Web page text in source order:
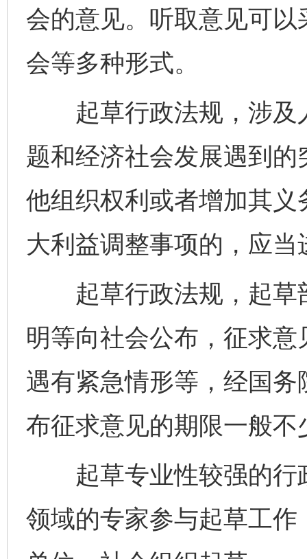
会的意见。听取意见可
会等多种形式。
起草行政法规，涉及
题和经济社会发展遇到
他组织权利或者增加其
大利益调整事项的，应
起草行政法规，起草
明等向社会公布，征求
遇有紧急情形等，经国
布征求意见的期限一般不
起草专业性较强的行
领域的专家参与起草工